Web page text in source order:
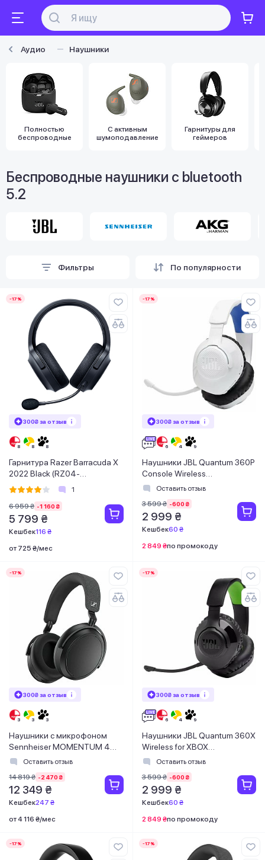
Аудио Наушники
Полностью
беспроводные
С активным
шумоподавлением
Гарнитуры для
геймеров
Беспроводные наушники с bluetooth
5.2
Фильтры По популярности
-17%
300₴ за отзыв
Гарнитура Razer Barracuda X
2022 Black (RZ04-
04430100-R3M1)1
6 959 ₴ -1 160 ₴
5 799 ₴
Кешбек116 ₴
от 725 ₴/мес
-17%
300₴ за отзыв
Наушники JBL Quantum 360P
Console Wireless
(JBLQ360PWLWHTBLU)
Оставить отзыв
3 599 ₴ -600 ₴
2 999 ₴
Кешбек60 ₴
2 849 ₴по промокоду
-17%
300₴ за отзыв
Наушники с микрофоном
Sennheiser MOMENTUM 4
Wireless Black (509266)
Оставить отзыв
14 819 ₴ -2 470 ₴
12 349 ₴
Кешбек247 ₴
от 4 116 ₴/мес
-17%
300₴ за отзыв
Наушники JBL Quantum 360X
Wireless for XBOX
(JBLQ360XWLBLKGRN)
Оставить отзыв
3 599 ₴ -600 ₴
2 999 ₴
Кешбек60 ₴
2 849 ₴по промокоду
-17% -17%